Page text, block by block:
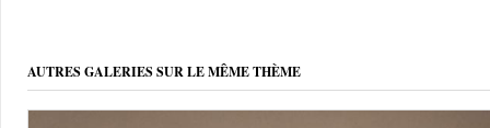
AUTRES GALERIES SUR LE MÊME THÈME